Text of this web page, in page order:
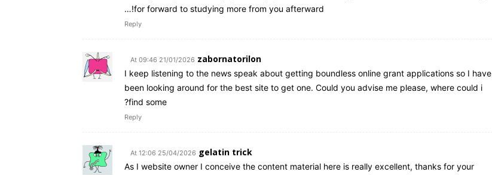
for forward to studying more from you afterward!…
Reply
zabornatorilon
21/01/2026 At 09:46
I keep listening to the news speak about getting boundless online grant applications so I have
been looking around for the best site to get one. Could you advise me please, where could i
find some?
Reply
gelatin trick
25/04/2026 At 12:06
As I website owner I conceive the content material here is really excellent, thanks for your